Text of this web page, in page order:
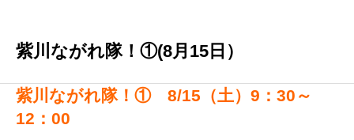
紫川ながれ隊！①(8月15日）
紫川ながれ隊！① 8/15（土）9：30～
12：00